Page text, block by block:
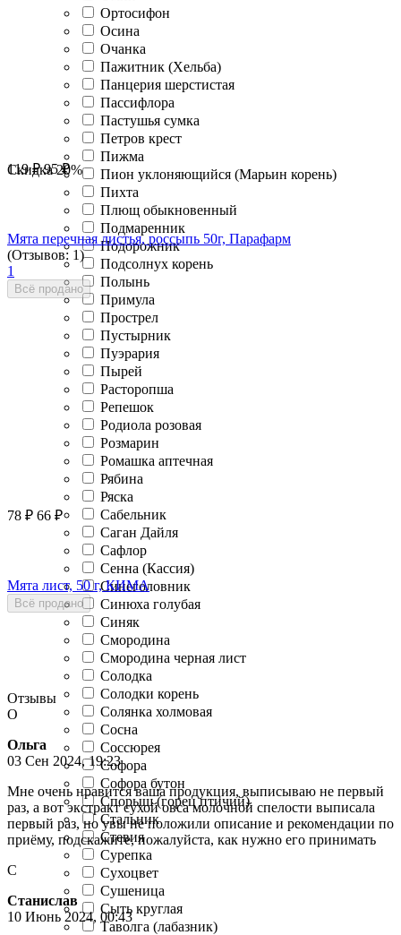
Ортосифон
Осина
Очанка
Пажитник (Хельба)
Панцерия шерстистая
Пассифлора
Пастушья сумка
Петров крест
Пижма
Пион уклоняющийся (Марьин корень)
Пихта
Плющ обыкновенный
Подмаренник
Подорожник
Подсолнух корень
Полынь
Примула
Прострел
Пустырник
Пуэрария
Пырей
Расторопша
Репешок
Родиола розовая
Розмарин
Ромашка аптечная
Рябина
Ряска
Сабельник
Саган Дайля
Сафлор
Сенна (Кассия)
Синеголовник
Синюха голубая
Синяк
Смородина
Смородина черная лист
Солодка
Солодки корень
Солянка холмовая
Сосна
Соссюрея
Софора
Софора бутон
Спорыш (горец птичий)
Стальник
Стевия
Сурепка
Сухоцвет
Сушеница
Сыть круглая
Таволга (лабазник)
Скидка20%
119 ₽ 95 ₽
Мята перечная листья, россыпь 50г, Парафарм
(Отзывов: 1)
1
Всё продано
78 ₽ 66 ₽
Мята лист, 50 г, КИМА
Всё продано
Отзывы
О
Ольга
03 Сен 2024, 19:23
Мне очень нравится ваша продукция, выписываю не первый
раз, а вот экстракт сухой овса молочной спелости выписала
первый раз, но увы не положили описание и рекомендации по
приёму, подскажите, пожалуйста, как нужно его принимать
С
Станислав
10 Июнь 2024, 00:43